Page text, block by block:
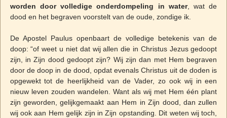
worden door volledige onderdompeling in water, wat de
dood en het begraven voorstelt van de oude, zondige ik.
De Apostel Paulus openbaart de volledige betekenis van de
doop: “of weet u niet dat wij allen die in Christus Jezus gedoopt
zijn, in Zijn dood gedoopt zijn? Wij zijn dan met Hem begraven
door de doop in de dood, opdat evenals Christus uit de doden is
opgewekt tot de heerlijkheid van de Vader, zo ook wij in een
nieuw leven zouden wandelen. Want als wij met Hem één plant
zijn geworden, gelijkgemaakt aan Hem in Zijn dood, dan zullen
wij ook aan Hem gelijk zijn in Zijn opstanding. Dit weten wij toch,